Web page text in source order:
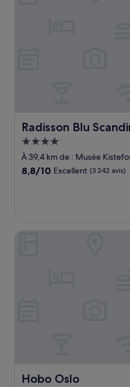
Radisson Blu
Radisson Blu
Hébergement
4.0 étoiles
À 39,4 km de : Musée
8.8
8,8/10 Excellent (3 242 avis)
Hobo Oslo
Hobo Oslo